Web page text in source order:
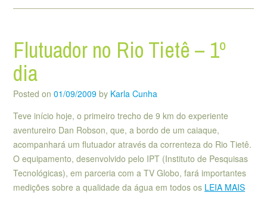
Flutuador no Rio Tietê – 1º
dia
Posted on 01/09/2009 by Karla Cunha
Teve início hoje, o primeiro trecho de 9 km do experiente
aventureiro Dan Robson, que, a bordo de um caiaque,
acompanhará um flutuador através da correnteza do Rio Tietê.
O equipamento, desenvolvido pelo IPT (Instituto de Pesquisas
Tecnológicas), em parceria com a TV Globo, fará importantes
medições sobre a qualidade da água em todos os LEIA MAIS